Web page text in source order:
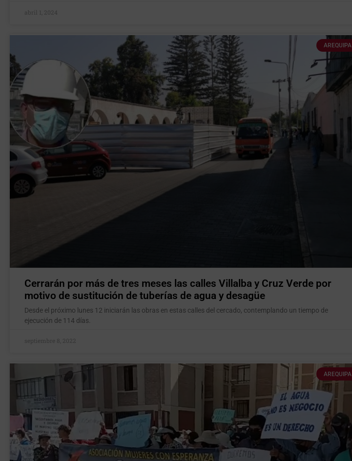
abril 1, 2024
AREQUIPA
Cerrarán por más de tres meses las calles Villalba y Cruz Verde por
motivo de sustitución de tuberías de agua y desagüe
Desde el próximo lunes 12 iniciarán las obras en estas calles del cercado, contemplando un tiempo de
ejecución de 114 días.
septiembre 8, 2022
AREQUIPA